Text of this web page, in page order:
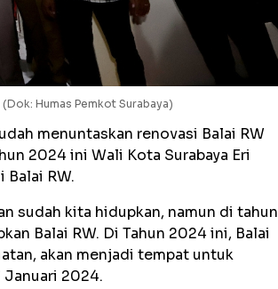
Humas Pemkot Surabaya)
menuntaskan renovasi Balai RW
2024 ini Wali Kota Surabaya Eri
RW.
sudah kita hidupkan, namun di tahun
Balai RW. Di Tahun 2024 ini, Balai
akan menjadi tempat untuk
Januari 2024.